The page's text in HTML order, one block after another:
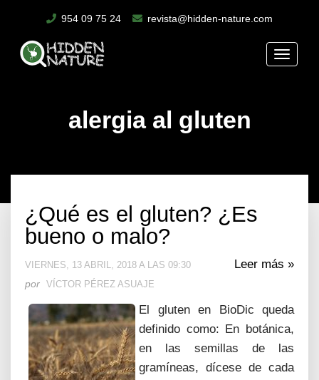
954 09 75 24 revista@hidden-nature.com
Toggle
alergia al gluten
¿Qué es el gluten? ¿Es
bueno o malo?
Leer más »
VIERNES, 13 ABRIL, 2018 A LAS 09:30
por VÍCTOR PÉREZ ASUAJE
El gluten en BioDic queda
definido como: En botánica,
en las semillas de las
gramíneas, dícese de cada